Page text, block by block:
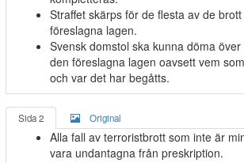
Straffet skärps för de flesta av de
föreslagna lagen.
Svensk domstol ska kunna döma
den föreslagna lagen oavsett vem
och var det har begåtts.
Sida 2 Original
Alla fall av terroristbrott som inte är
vara undantagna från preskription.